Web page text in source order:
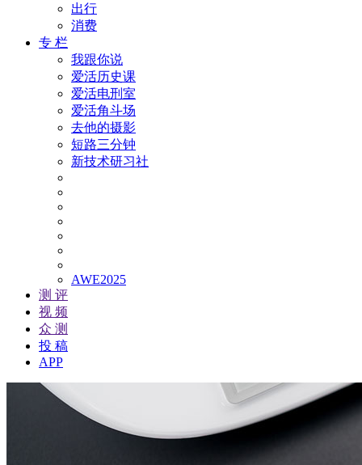
出行
消费
专 栏
我跟你说
爱活历史课
爱活电刑室
爱活角斗场
去他的摄影
短路三分钟
新技术研习社
AWE2025
测 评
视 频
众 测
投 稿
APP